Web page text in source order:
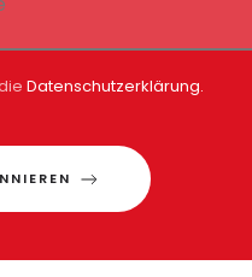
Datenschutzerklärung.